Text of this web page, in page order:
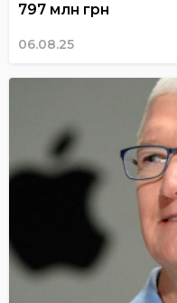
797 млн грн
06.08.25